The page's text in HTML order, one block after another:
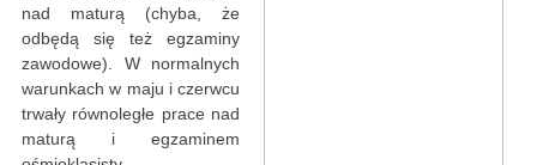
nad maturą (chyba, że
odbędą się też egzaminy
zawodowe). W normalnych
warunkach w maju i czerwcu
trwały równoległe prace nad
maturą i egzaminem